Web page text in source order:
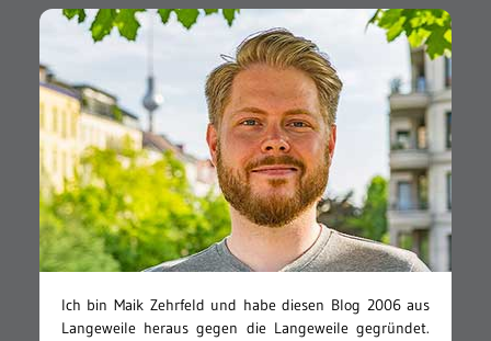
Ich bin Maik Zehrfeld und habe diesen Blog 2006 aus
Langeweile heraus gegen die Langeweile gegründet.